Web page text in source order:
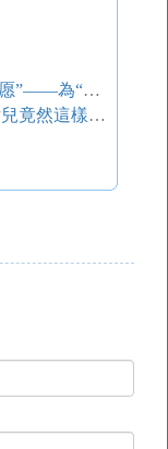
秦暉文集 隨筆與時評 從“義務”到“志愿”——為“國際志愿者年”而作
餐廳服務員把魚汁灑到皮包上，我女兒竟然這樣說（值得一看）